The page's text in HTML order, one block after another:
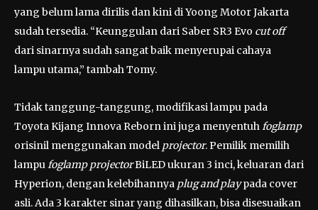
yang belum lama dirilis dan kini di Yoong Motor Jakarta
sudah tersedia. “Keunggulan dari Saber SR3 Evo cut off
dari sinarnya sudah sangat baik menyerupai cahaya
lampu utama,” tambah Tomy.
Tidak tanggung-tanggung, modifikasi lampu pada
Toyota Kijang Innova Reborn ini juga menyentuhfoglamp
orisinil menggunakan model projector. Pemilik memilih
lampufoglamp projectorBiLED ukuran 3 inci, keluaran dari
Hyperion, dengan kelebihannya plug and playpada cover
asli. Ada 3 karakter sinar yang dihasilkan, bisa disesuaikan